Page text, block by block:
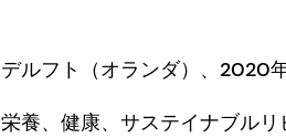
デルフト（オランダ）、2020
栄養、健康、サステイナブル